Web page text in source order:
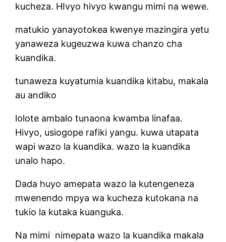
kucheza. HIvyo hivyo kwangu mimi na wewe.
matukio yanayotokea kwenye mazingira yetu
yanaweza kugeuzwa kuwa chanzo cha
kuandika.
tunaweza kuyatumia kuandika kitabu, makala
au andiko
lolote ambalo tunaona kwamba linafaa.
Hivyo, usiogope rafiki yangu. kuwa utapata
wapi wazo la kuandika. wazo la kuandika
unalo hapo.
Dada huyo amepata wazo la kutengeneza
mwenendo mpya wa kucheza kutokana na
tukio la kutaka kuanguka.
Na mimi nimepata wazo la kuandika makala